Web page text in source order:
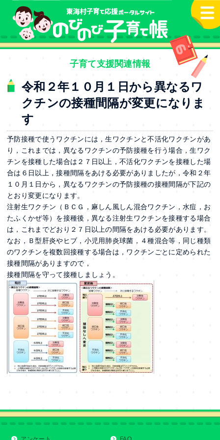
本文へ
子育て支援関連情報
令和２年１０月１日から異なるワ
クチンの接種間隔が変更になりま
す
予防接種で使うワクチンには，生ワクチンと不活化ワクチンがあ
り，これまでは，異なるワクチンの予防接種を行う場合，生ワク
チンを接種した場合は２７日以上，不活化ワクチンを接種した場
合は６日以上，接種間隔をあける必要がありましたが，令和２年
１０月１日から，異なるワクチンの予防接種の接種間隔が下記の
とおり変更になります。
注射生ワクチン（ＢＣＧ，麻しん風しん混合ワクチン，水痘，お
たふくかぜ等）を接種後，異なる注射生ワクチンを接種する場合
は，これまでどおり２７日以上の間隔をあける必要があります。
なお，Ｂ型肝炎やヒブ，小児用肺炎球菌，４種混合等，同じ種類
のワクチンを複数回接種する場合は，ワクチンごとに定められた
接種間隔がありますので，
接種間隔を守って接種しましょう。